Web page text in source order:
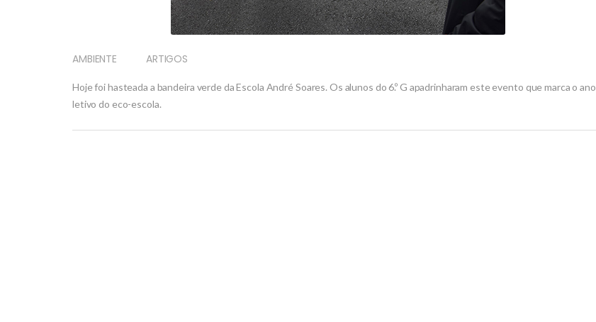
AMBIENTE ARTIGOS
Hoje foi hasteada a bandeira verde da Escola André Soares. Os alunos do 6.º G apadrinharam este evento que marca o ano
letivo do eco-escola.